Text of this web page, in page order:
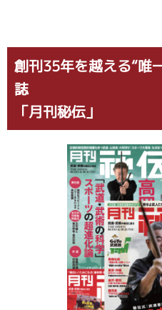
創刊35年を越える“唯
誌
「月刊秘伝」